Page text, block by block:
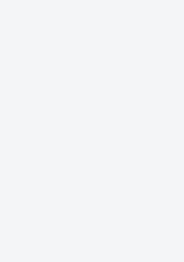
цен